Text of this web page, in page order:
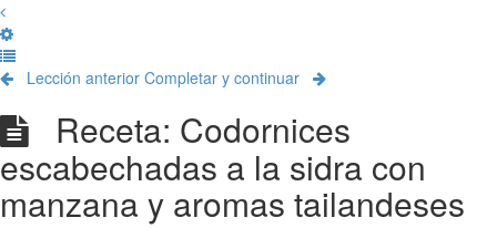
Lección anterior Completar y continuar
Receta: Codornices
escabechadas a la sidra con
manzana y aromas tailandeses